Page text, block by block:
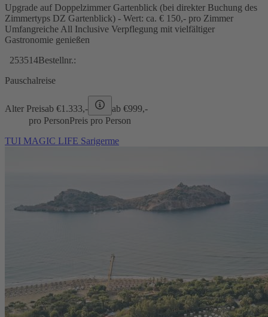
Upgrade auf Doppelzimmer Gartenblick (bei direkter Buchung des
Zimmertyps DZ Gartenblick) - Wert: ca. € 150,- pro Zimmer
Umfangreiche All Inclusive Verpflegung mit vielfältiger
Gastronomie genießen
253514Bestellnr.:
Pauschalreise
Alter Preisab €1.333,- ab €999,-
pro PersonPreis pro Person
TUI MAGIC LIFE Sarigerme